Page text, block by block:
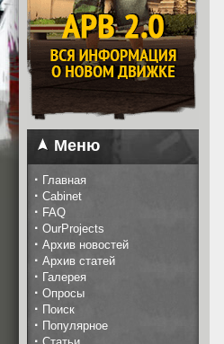
Меню
· Главная
· Cabinet
· FAQ
· OurProjects
· Архив новостей
· Архив статей
· Галерея
· Опросы
· Поиск
· Популярное
·